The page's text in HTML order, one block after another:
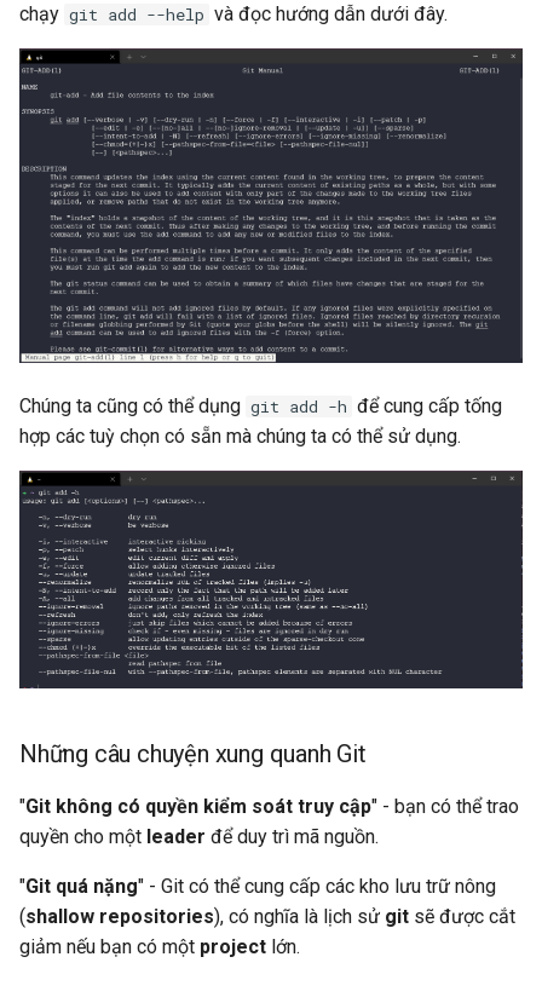
chạy git add --help và đọc hướng dẫn dưới đây.
Chúng ta cũng có thể dụng git add -h để cung cấp tống
hợp các tuỳ chọn có sẵn mà chúng ta có thể sử dụng.
Những câu chuyện xung quanh Git
"Git không có quyền kiểm soát truy cập" - bạn có thể trao
quyền cho một leader để duy trì mã nguồn.
"Git quá nặng" - Git có thể cung cấp các kho lưu trữ nông
(shallow repositories), có nghĩa là lịch sử git sẽ được cắt
giảm nếu bạn có một project lớn.